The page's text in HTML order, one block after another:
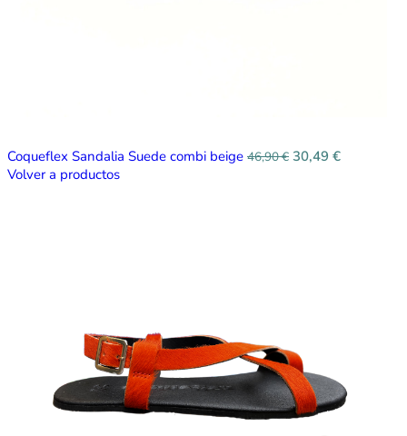
Coqueflex Sandalia Suede combi beige 46,90€ 30,49 €
Volver a productos